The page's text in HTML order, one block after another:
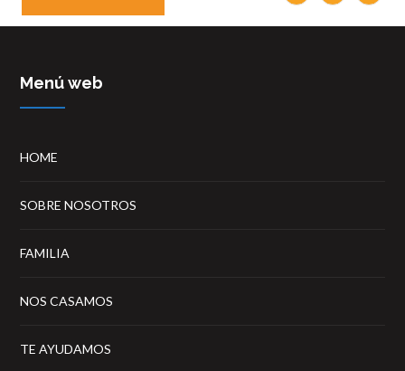
Menú web
HOME
SOBRE NOSOTROS
FAMILIA
NOS CASAMOS
TE AYUDAMOS